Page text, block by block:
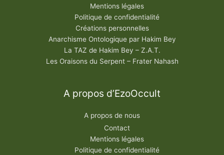
Mentions légales
Politique de confidentialité
Créations personnelles
Anarchisme Ontologique par Hakim Bey
La TAZ de Hakim Bey – Z.A.T.
Les Oraisons du Serpent – Frater Nahash
A propos d’EzoOccult
A propos de nous
Contact
Mentions légales
Politique de confidentialité